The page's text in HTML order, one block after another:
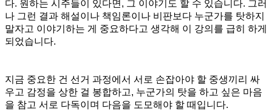
다. 원하는 시주들이 있다면, 그 이야기도 할 수 있습니다. 그러
나 그런 결과 해설이나 책임론이나 비판보다 누군가를 탓하지
말자고 이야기하는 게 중요하다고 생각해 이 강의를 급히 하게
되었습니다.
지금 중요한 건 선거 과정에서 서로 손잡아야 할 중생끼리 싸
우고 감정을 상한 걸 봉합하고, 누군가의 탓을 하고 싶은 마음
을 참고 서로 다독이며 다음을 도모해야 할 때입니다.